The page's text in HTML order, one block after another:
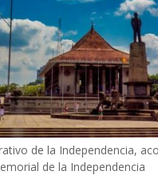
de la Independencia,
de la Independencia